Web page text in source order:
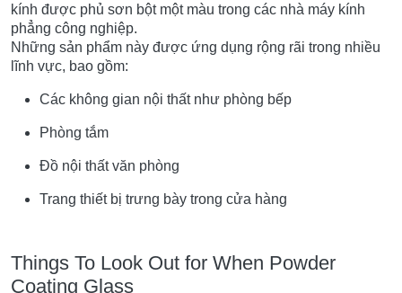
kính được phủ sơn bột một màu trong các nhà máy kính
phẳng công nghiệp.
Những sản phẩm này được ứng dụng rộng rãi trong nhiều
lĩnh vực, bao gồm:
Các không gian nội thất như phòng bếp
Phòng tắm
Đồ nội thất văn phòng
Trang thiết bị trưng bày trong cửa hàng
Things To Look Out for When Powder
Coating Glass